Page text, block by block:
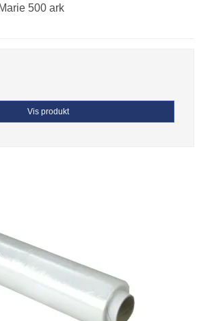
500 ark
Vis produkt